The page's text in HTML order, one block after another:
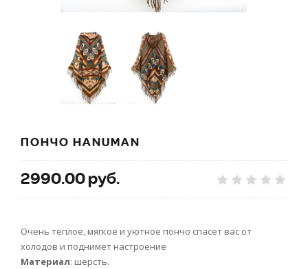
ПОНЧО HANUMAN
2990.00 руб.
Очень теплое, мягкое и уютное пончо спасет вас от
холодов и поднимет настроение
Материал: шерсть.